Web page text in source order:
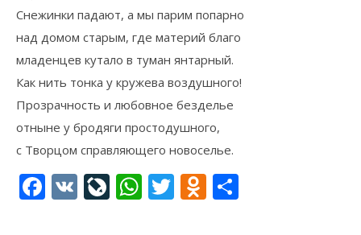
Снежинки падают, а мы парим попарно
над домом старым, где материй благо
младенцев кутало в туман янтарный.
Как нить тонка у кружева воздушного!
Прозрачность и любовное безделье
отныне у бродяги простодушного,
с Творцом справляющего новоселье.
Facebook
VK LiveJournal
WhatsApp
Twitter